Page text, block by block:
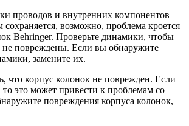
проводов и внутренних компонентов
сохраняется, возможно, проблема кроется
Behringer. Проверьте динамики, чтобы
не повреждены. Если вы обнаружите
замените их.
что корпус колонок не поврежден. Если
это может привести к проблемам со
повреждения корпуса колонок,